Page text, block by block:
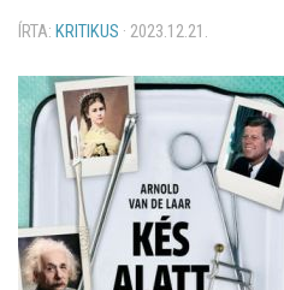
ÍRTA: KRITIKUS · 2023.12.21.